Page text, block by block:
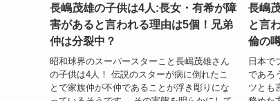
長嶋茂雄の子供は4人:長女・有希が障
害があると言われる理由は5個！兄弟
仲は分裂中？
昭和球界のスーパースターこと長嶋茂雄さん
の子供は4人！ 伝説のスターが病に倒れたこ
とで家族仲が不仲であることが浮き彫りにな
長嶋
と言
倫の
日本で
であろ
ツとも